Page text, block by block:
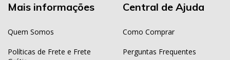
Mais informações
Quem Somos
Políticas de Frete e Frete
Central de Ajuda
Como Comprar
Perguntas Frequentes